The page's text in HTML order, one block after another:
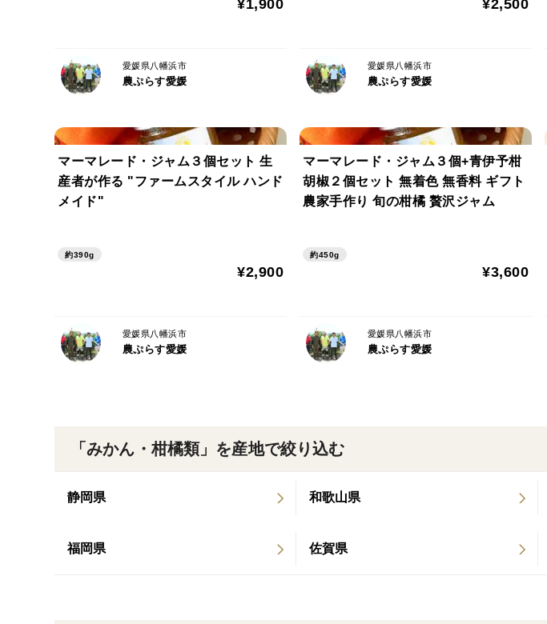
「みかん・柑橘類」を産地で絞り込む
静岡県 和歌山県
福岡県 佐賀県
¥1,900
愛媛県八幡浜市
農ぷらす愛媛
¥2,500
愛媛県八幡浜市
農ぷらす愛媛
マーマレード・ジャム３個セット 生
産者が作る "ファームスタイル ハンド
メイド"
約390g
¥2,900
愛媛県八幡浜市
農ぷらす愛媛
マーマレード・ジャム３個+青伊予柑
胡椒２個セット 無着色 無香料 ギフト
農家手作り 旬の柑橘 贅沢ジャム
約450g
¥3,600
愛媛県八幡浜市
農ぷらす愛媛